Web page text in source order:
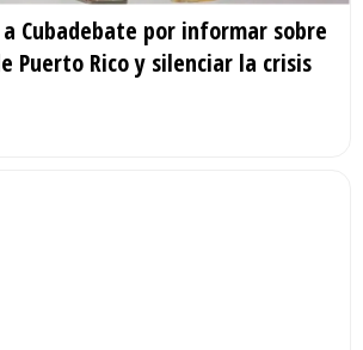
Cubadebate por informar sobre
Puerto Rico y silenciar la crisis